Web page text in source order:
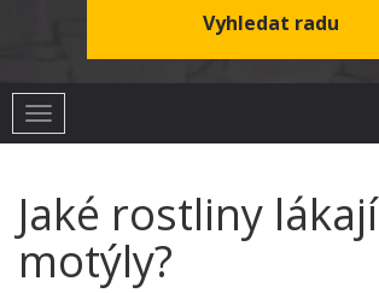
Toggle
navigation
Jaké rostliny lákají
motýly?